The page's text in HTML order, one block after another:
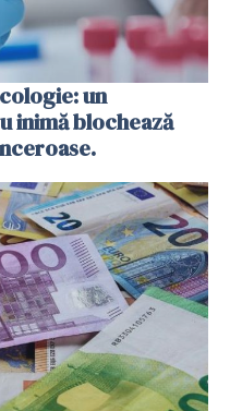
un
inimă blochează